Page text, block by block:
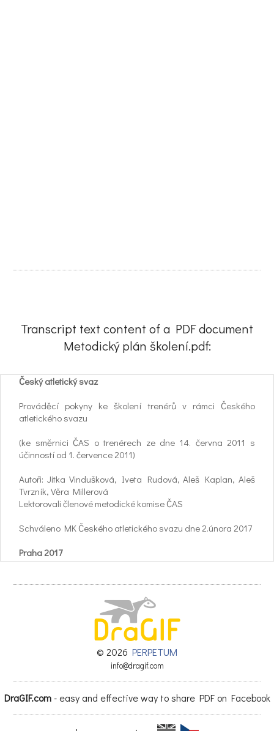
Transcript text content of a PDF document
Metodický plán školení.pdf:
Český atletický svaz
Prováděcí pokyny ke školení trenérů v rámci Českého
atletického svazu
(ke směrnici ČAS o trenérech ze dne 14. června 2011 s
účinností od 1. července 2011)
Autoři: Jitka Vindušková, Iveta Rudová, Aleš Kaplan, Aleš
Tvrzník, Věra Millerová
Lektorovali členové metodické komise ČAS
Schváleno MK Českého atletického svazu dne 2.února 2017
Praha 2017
Podmínky k přijetí do školení:
12 h [8 h přednášek (P), 4 h cvičení (C)]
Typologie klientů, různé tréninkové cíle a motivace, specifika
kondičního běhu, základní didaktické zásady
© 2026 PERPETUM
info@dragif.com
DraGIF.com- easy and effective way to share PDF on Facebook